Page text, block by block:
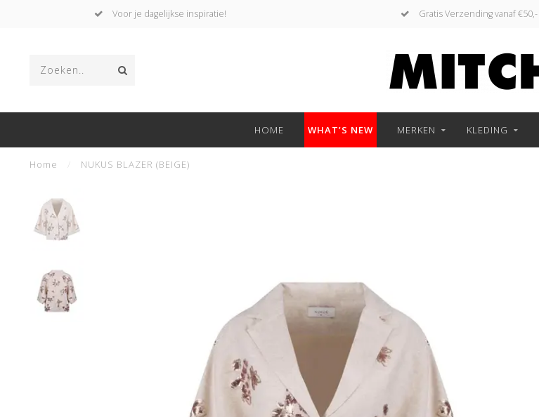
Voor je dagelijkse inspiratie! Gratis Verzending vanaf €50,-
HOME WHAT’S NEW MERKEN KLEDING
Home NUKUS BLAZER (BEIGE)